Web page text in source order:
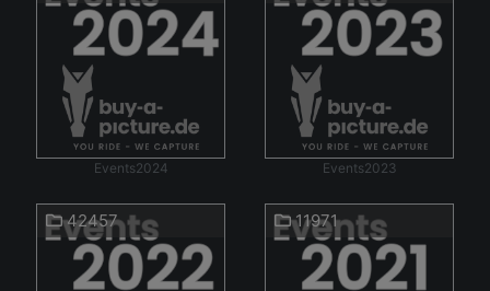
Events2024 Events2023
42457 11971